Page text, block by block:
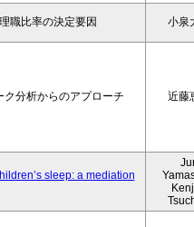
職比率の決定要因 小泉
分析からのアプローチ 近藤
sleep: a mediation